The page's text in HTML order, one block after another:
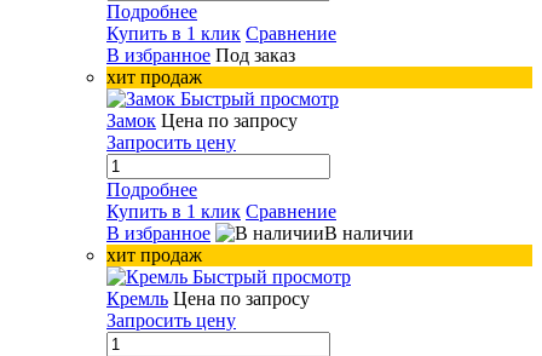
Подробнее
Купить в 1 клик Сравнение
В избранное Под заказ
хит продаж
Быстрый просмотр
Замок Цена по запросу
Запросить цену
Подробнее
Купить в 1 клик Сравнение
В избранное
В наличии
хит продаж
Быстрый просмотр
Кремль Цена по запросу
Запросить цену